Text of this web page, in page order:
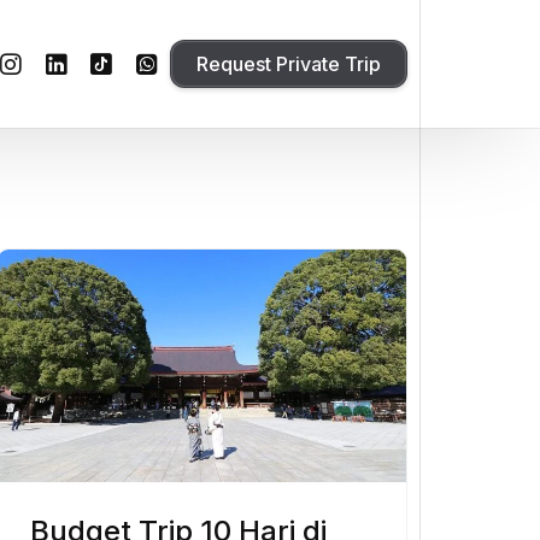
Request Private Trip
Budget Trip 10 Hari di